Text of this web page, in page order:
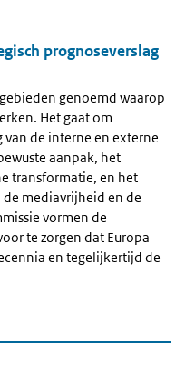
prognoseverslag
genoemd waarop
Het gaat om
de interne en externe
aanpak, het
transformatie, en het
mediavrijheid en de
vormen de
te zorgen dat Europa
en tegelijkertijd de